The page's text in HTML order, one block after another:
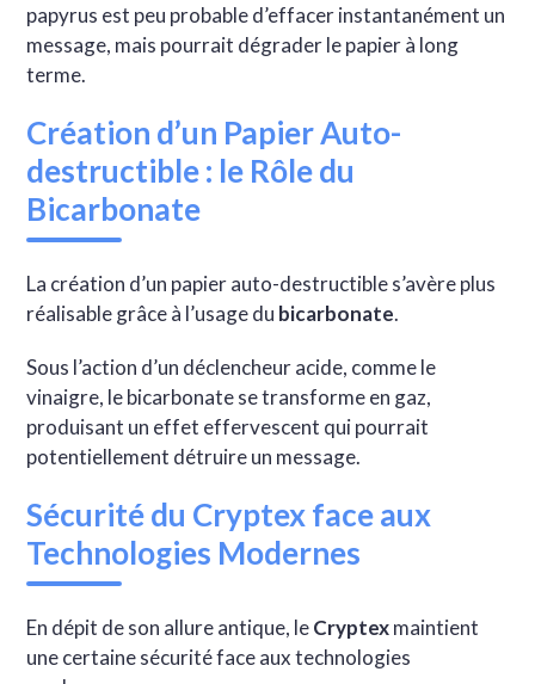
papyrus est peu probable d’effacer instantanément un
message, mais pourrait dégrader le papier à long
terme.
Création d’un Papier Auto-
destructible : le Rôle du
Bicarbonate
La création d’un papier auto-destructible s’avère plus
réalisable grâce à l’usage du bicarbonate.
Sous l’action d’un déclencheur acide, comme le
vinaigre, le bicarbonate se transforme en gaz,
produisant un effet effervescent qui pourrait
potentiellement détruire un message.
Sécurité du Cryptex face aux
Technologies Modernes
En dépit de son allure antique, leCryptexmaintient
une certaine sécurité face aux technologies